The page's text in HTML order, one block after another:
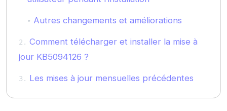
Autres changements et améliorations
Comment télécharger et installer la mise à
jour KB5094126 ?
Les mises à jour mensuelles précédentes